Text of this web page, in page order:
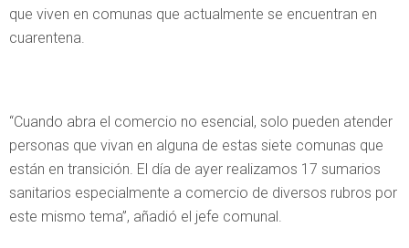
que viven en comunas que actualmente se encuentran en
cuarentena.
“Cuando abra el comercio no esencial, solo pueden atender
personas que vivan en alguna de estas siete comunas que
están en transición. El día de ayer realizamos 17 sumarios
sanitarios especialmente a comercio de diversos rubros por
este mismo tema”, añadió el jefe comunal.